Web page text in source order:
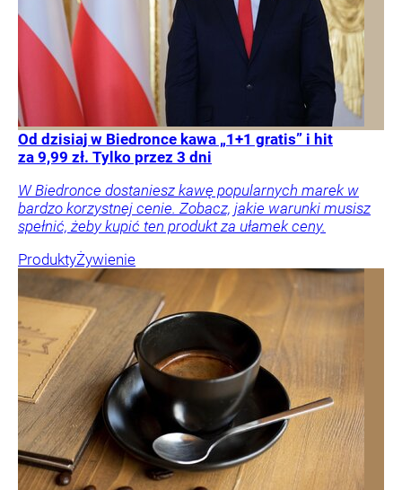
Od dzisiaj w Biedronce kawa „1+1 gratis” i hit
za 9,99 zł. Tylko przez 3 dni
W Biedronce dostaniesz kawę popularnych marek w
bardzo korzystnej cenie. Zobacz, jakie warunki musisz
spełnić, żeby kupić ten produkt za ułamek ceny.
ProduktyŻywienie